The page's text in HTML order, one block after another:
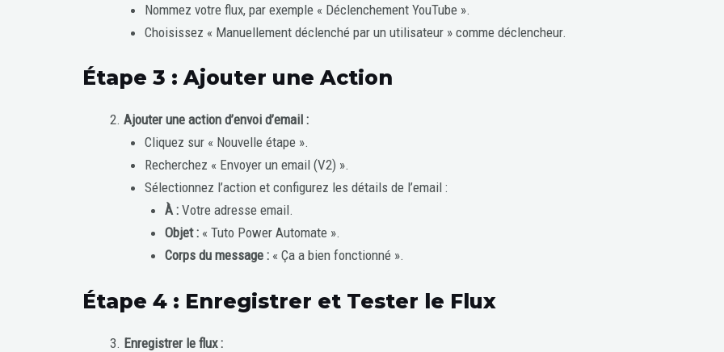
Nommez votre flux, par exemple « Déclenchement YouTube ».
Choisissez « Manuellement déclenché par un utilisateur » comme déclencheur.
Étape 3 : Ajouter une Action
Ajouter une action d’envoi d’email :
Cliquez sur « Nouvelle étape ».
Recherchez « Envoyer un email (V2) ».
Sélectionnez l’action et configurez les détails de l’email :
À : Votre adresse email.
Objet : « Tuto Power Automate ».
Corps du message : « Ça a bien fonctionné ».
Étape 4 : Enregistrer et Tester le Flux
Enregistrer le flux :